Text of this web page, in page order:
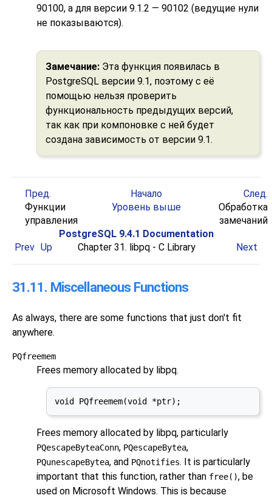
90100, а для версии 9.1.2 — 90102 (ведущие нули
не показываются).
Замечание: Эта функция появилась в
PostgreSQL версии 9.1, поэтому с её
помощью нельзя проверить
функциональность предыдущих версий,
так как при компоновке с ней будет
создана зависимость от версии 9.1.
Пред. Начало
След.
Функции
управления
Уровень выше
Обработка
замечаний
PostgreSQL 9.4.1 Documentation
Prev Up Chapter 31. libpq - C Library Next
31.11. Miscellaneous Functions
As always, there are some functions that just don't fit
anywhere.
PQfreemem
Frees memory allocated by libpq.
void PQfreemem(void *ptr);
Frees memory allocated by libpq, particularly
PQescapeByteaConn, PQescapeBytea,
PQunescapeBytea, and PQnotifies. It is particularly
important that this function, rather than free(), be
used on Microsoft Windows. This is because